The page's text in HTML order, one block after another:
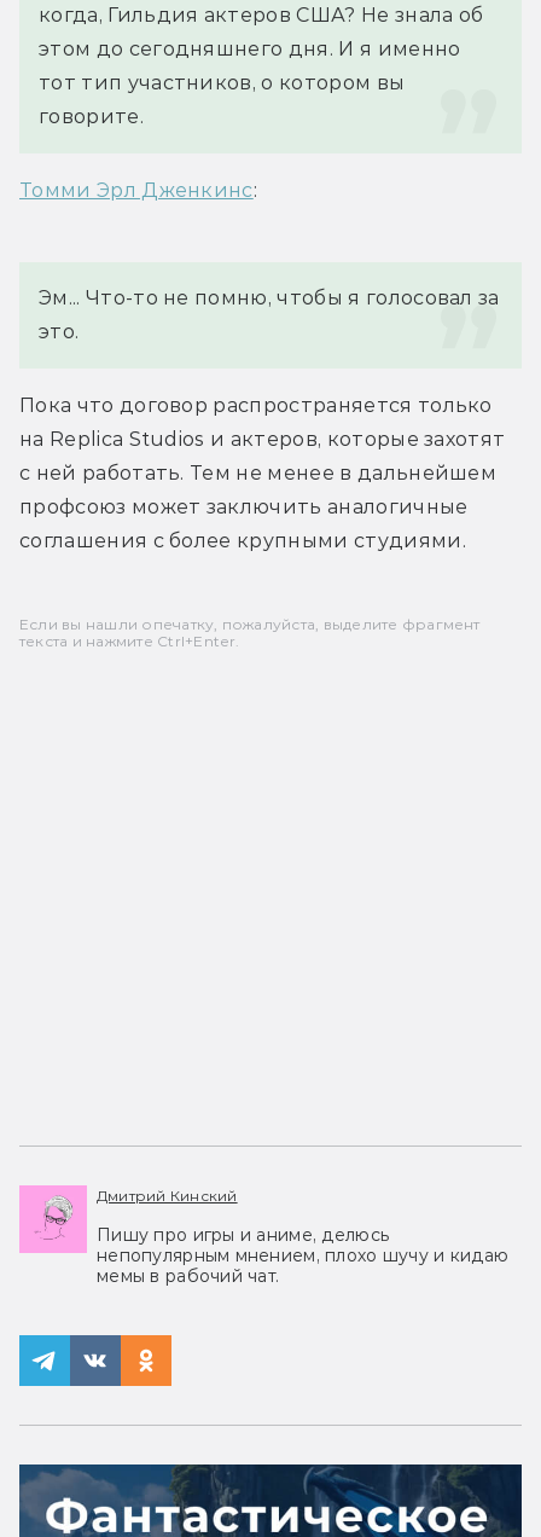
когда, Гильдия актеров США? Не знала об
этом до сегодняшнего дня. И я именно
тот тип участников, о котором вы
говорите.
Томми Эрл Дженкинс:
Эм... Что-то не помню, чтобы я голосовал за
это.
Пока что договор распространяется только
на Replica Studios и актеров, которые захотят
с ней работать. Тем не менее в дальнейшем
профсоюз может заключить аналогичные
соглашения с более крупными студиями.
Если вы нашли опечатку, пожалуйста, выделите фрагмент
текста и нажмите Ctrl+Enter.
Дмитрий Кинский
Пишу про игры и аниме, делюсь
непопулярным мнением, плохо шучу и кидаю
мемы в рабочий чат.